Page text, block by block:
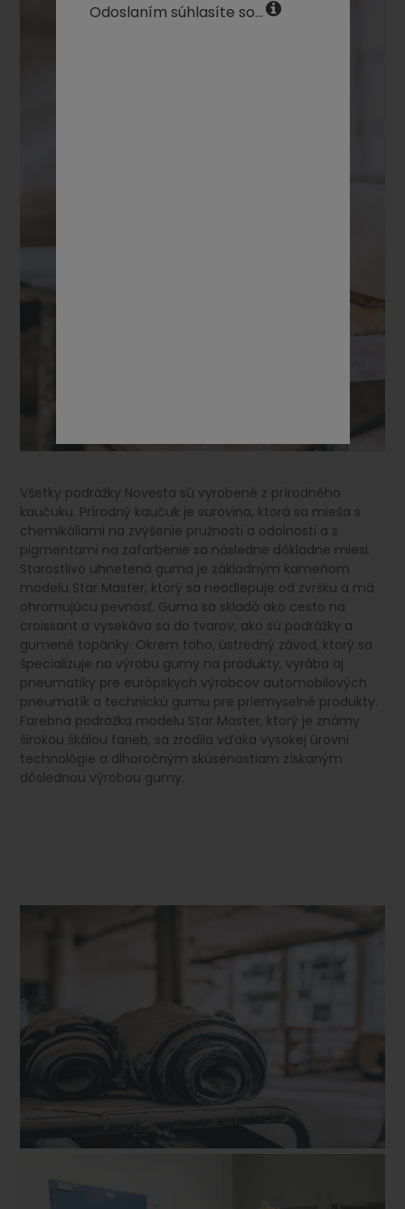
Všetky podrážky Novesta sú vyrobené z prírodného
kaučuku. Prírodný kaučuk je surovina, ktorá sa mieša s
chemikáliami na zvýšenie pružnosti a odolnosti a s
pigmentami na zafarbenie sa následne dôkladne miesi.
Starostlivo uhnetená guma je základným kameňom
modelu Star Master, ktorý sa neodlepuje od zvršku a má
ohromujúcu pevnosť. Guma sa skladá ako cesto na
croissant a vysekáva sa do tvarov, ako sú podrážky a
gumené topánky. Okrem toho, ústredný závod, ktorý sa
špecializuje na výrobu gumy na produkty, vyrába aj
pneumatiky pre európskych výrobcov automobilových
pneumatík a technickú gumu pre priemyselné produkty.
Farebná podrážka modelu Star Master, ktorý je známy
širokou škálou farieb, sa zrodila vďaka vysokej úrovni
technológie a dlhoročným skúsenostiam získaným
dôslednou výrobou gumy.
Odoslaním súhlasíte so...